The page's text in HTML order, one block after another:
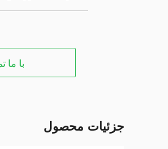
با ما
جزئیات محصول